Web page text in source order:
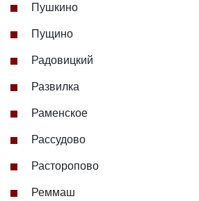
Пушкино
Пущино
Радовицкий
Развилка
Раменское
Рассудово
Расторопово
Реммаш